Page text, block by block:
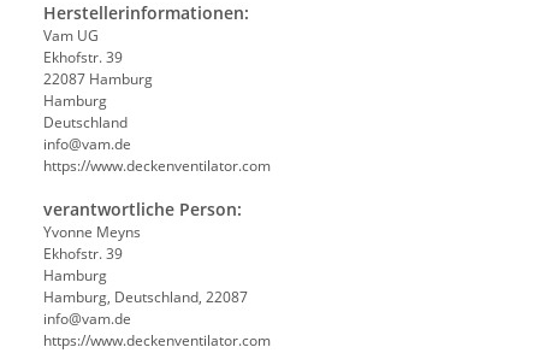
Herstellerinformationen:
Vam UG
Ekhofstr. 39
22087 Hamburg
Hamburg
Deutschland
info@vam.de
https://www.deckenventilator.com
verantwortliche Person:
Yvonne Meyns
Ekhofstr. 39
Hamburg
Hamburg, Deutschland, 22087
info@vam.de
https://www.deckenventilator.com